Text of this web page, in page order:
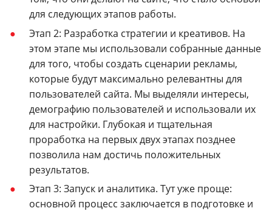
для следующих этапов работы.
Этап 2: Разработка стратегии и креативов. На
этом этапе мы использовали собранные данные
для того, чтобы создать сценарии рекламы,
которые будут максимально релевантны для
пользователей сайта. Мы выделяли интересы,
демографию пользователей и использовали их
для настройки. Глубокая и тщательная
проработка на первых двух этапах позднее
позволила нам достичь положительных
результатов.
Этап 3: Запуск и аналитика. Тут уже проще:
основной процесс заключается в подготовке и